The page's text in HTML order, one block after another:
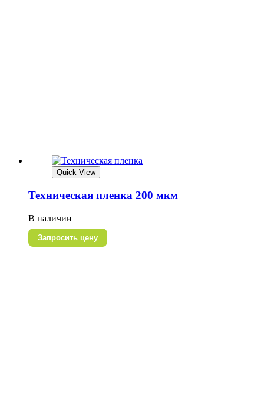
Quick View
Техническая пленка 200 мкм
В наличии
Запросить цену